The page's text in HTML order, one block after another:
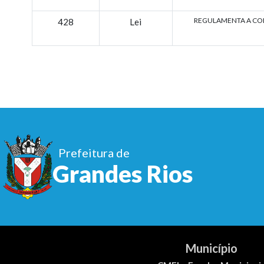
428 Lei REGULAMENTA A
Prefeitura de
Grandes Rios
Município